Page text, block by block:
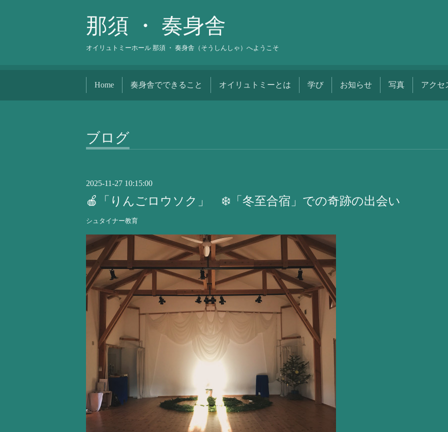
那須 ・ 奏身舎
オイリュトミーホール 那須 ・ 奏身舎（そうしんしゃ）へようこそ
Home 奏身舎でできること オイリュトミーとは 学び お知らせ 写真 アクセ
ブログ
2025-11-27 10:15:00
🍎「りんごロウソク」 ❄️「冬至合宿」での奇跡の出会い
シュタイナー教育